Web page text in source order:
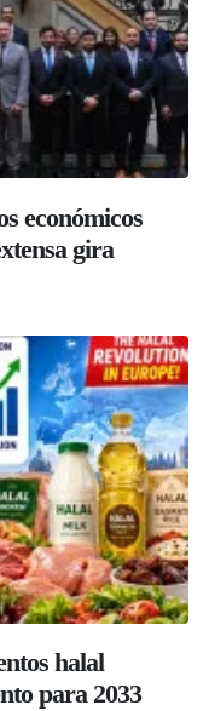
económicos
gira
halal
para 2033